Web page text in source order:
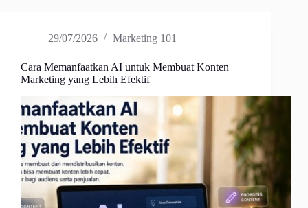
29/07/2026 Marketing 101
Cara Memanfaatkan AI untuk Membuat Konten
Marketing yang Lebih Efektif